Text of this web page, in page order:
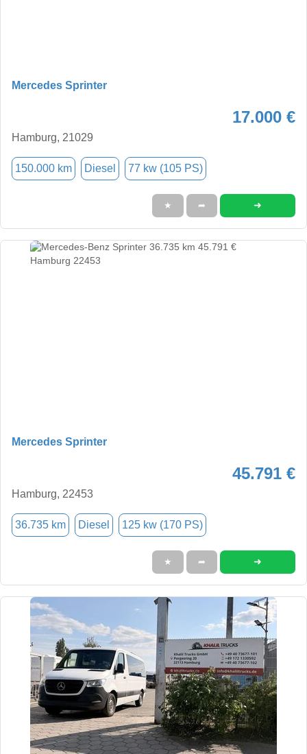
Mercedes Sprinter
17.000 €
Hamburg, 21029
150.000 km Diesel 77 kw (105 PS)
★ ➦ ➜
Mercedes Sprinter
45.791 €
Hamburg, 22453
36.735 km Diesel 125 kw (170 PS)
★ ➦ ➜